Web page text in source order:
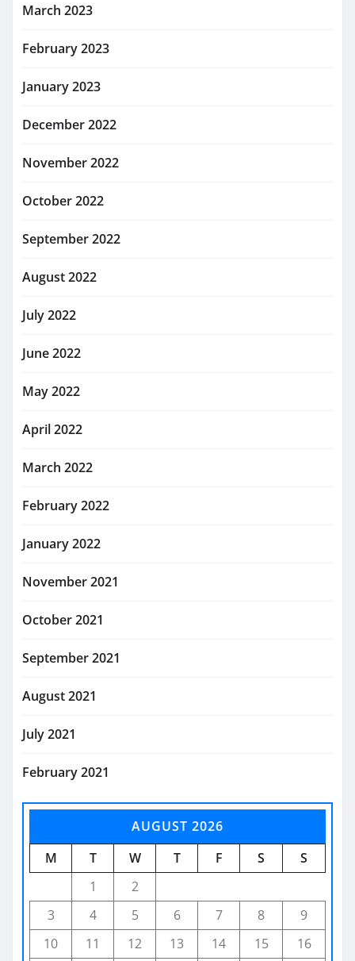
March 2023
February 2023
January 2023
December 2022
November 2022
October 2022
September 2022
August 2022
July 2022
June 2022
May 2022
April 2022
March 2022
February 2022
January 2022
November 2021
October 2021
September 2021
August 2021
July 2021
February 2021
AUGUST 2026
M
T W T F S
S
1
2
3
4 5 6 7 8
9
10
11 12 13 14 15 16